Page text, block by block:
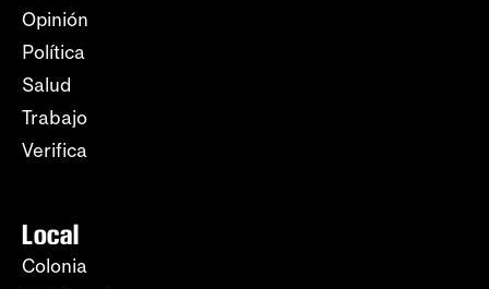
Opinión
Política
Salud
Trabajo
Verifica
Local
Colonia